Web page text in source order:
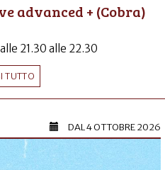
advanced + (Cobra)
21.30 alle 22.30
TUTTO
DAL4 OTTOBRE 2026